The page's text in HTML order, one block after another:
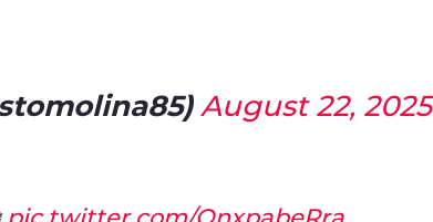
August 22, 2025